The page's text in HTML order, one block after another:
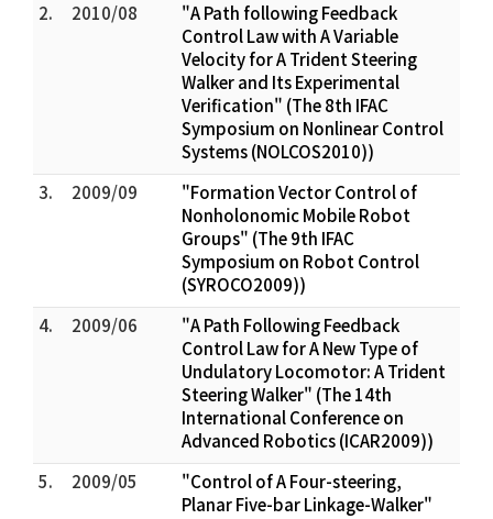
2.
2010/08
"A Path following Feedback
Control Law with A Variable
Velocity for A Trident Steering
Walker and Its Experimental
Verification" (The 8th IFAC
Symposium on Nonlinear Control
Systems (NOLCOS2010))
3.
2009/09
"Formation Vector Control of
Nonholonomic Mobile Robot
Groups" (The 9th IFAC
Symposium on Robot Control
(SYROCO2009))
4.
2009/06
"A Path Following Feedback
Control Law for A New Type of
Undulatory Locomotor: A Trident
Steering Walker" (The 14th
International Conference on
Advanced Robotics (ICAR2009))
5.
2009/05
"Control of A Four-steering,
Planar Five-bar Linkage-Walker"